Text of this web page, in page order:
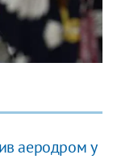
аеродром у